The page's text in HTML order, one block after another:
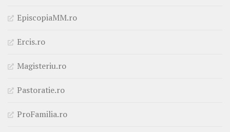
EpiscopiaMM.ro
Ercis.ro
Magisteriu.ro
Pastoratie.ro
ProFamilia.ro